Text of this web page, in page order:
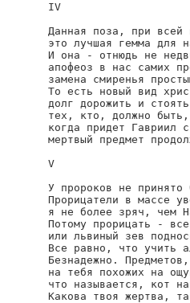
IV
Данная поза, при всей
это лучшая гемма для
И она - отнюдь не
апофеоз в нас самих
замена смиренья
То есть новый вид
долг дорожить и
тех, кто, должно
когда придет Гавриил
мертвый предмет
V
У пророков не принято
Прорицатели в массе
я не более зряч, чем
Потому прорицать -
или львиный зев
Все равно, что учить
Безнадежно.
на тебя похожих на
что называется, кот
Какова твоя жертва,